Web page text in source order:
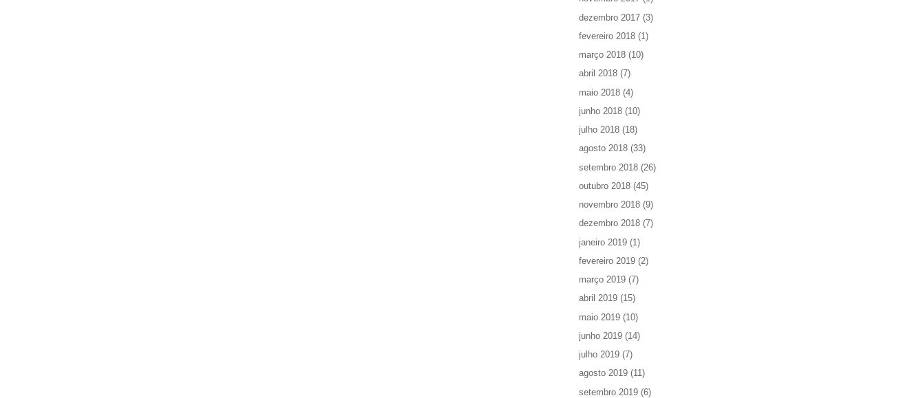
dezembro 2017 (3)
fevereiro 2018 (1)
março 2018 (10)
abril 2018 (7)
maio 2018 (4)
junho 2018 (10)
julho 2018 (18)
agosto 2018 (33)
setembro 2018 (26)
outubro 2018 (45)
novembro 2018 (9)
dezembro 2018 (7)
janeiro 2019 (1)
fevereiro 2019 (2)
março 2019 (7)
abril 2019 (15)
maio 2019 (10)
junho 2019 (14)
julho 2019 (7)
agosto 2019 (11)
setembro 2019 (6)